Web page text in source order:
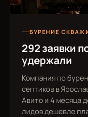
БУРЕНИЕ
292 заявки
удержали
Компания по
септиков в
Авито и 4 месяца
лидов дешевле